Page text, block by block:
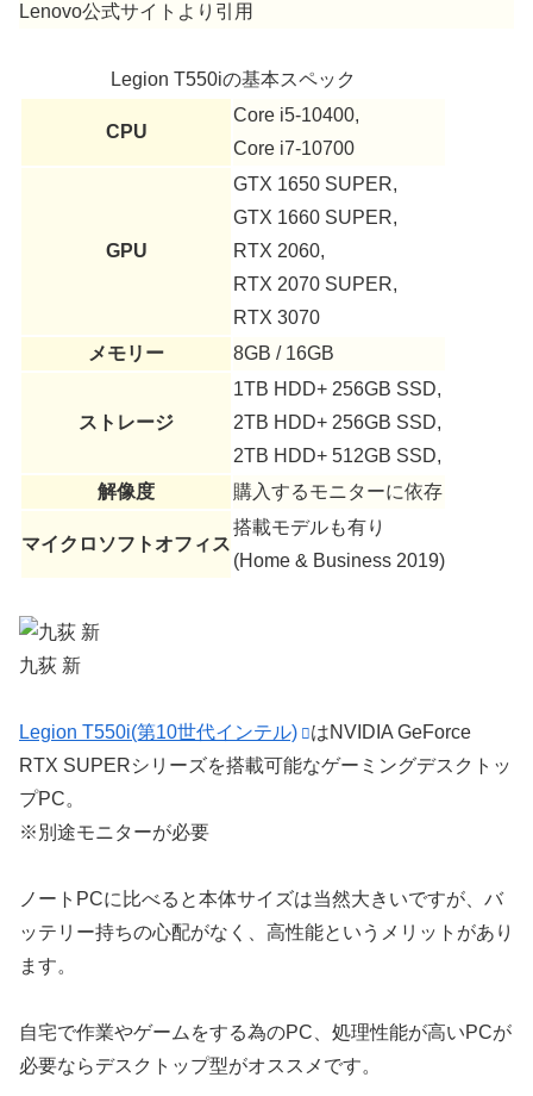
Lenovo公式サイトより引用
Legion T550iの基本スペック
CPU
Core i5-10400,
Core i7-10700
GPU
GTX 1650 SUPER,
GTX 1660 SUPER,
RTX 2060,
RTX 2070 SUPER,
RTX 3070
メモリー
8GB / 16GB
ストレージ
1TB HDD+ 256GB SSD,
2TB HDD+ 256GB SSD,
2TB HDD+ 512GB SSD,
解像度
購入するモニターに依存
マイクロソフトオフィス
搭載モデルも有り
(Home & Business 2019)
九荻 新
Legion T550i(第10世代インテル)
はNVIDIA GeForce
RTX SUPERシリーズを搭載可能なゲーミングデスクトッ
プPC。
※別途モニターが必要
ノートPCに比べると本体サイズは当然大きいですが、バ
ッテリー持ちの心配がなく、高性能というメリットがあり
ます。
自宅で作業やゲームをする為のPC、処理性能が高いPCが
必要ならデスクトップ型がオススメです。